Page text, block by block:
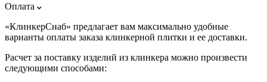
Оплата
«КлинкерСнаб» предлагает вам максимально удобные
варианты оплаты заказа клинкерной плитки и ее доставки.
Расчет за поставку изделий из клинкера можно произвести
следующими способами: